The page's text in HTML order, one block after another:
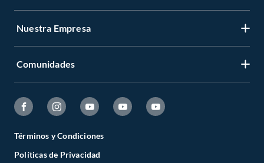
Nuestra Empresa
Comunidades
Términos y Condiciones
Políticas de Privacidad